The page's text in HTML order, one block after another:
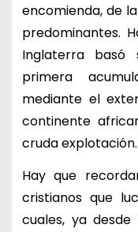
encomienda, de
predominantes.
Inglaterra basó
primera
mediante el
continente
cruda explotación.
Hay que
cristianos que
cuales, ya desde